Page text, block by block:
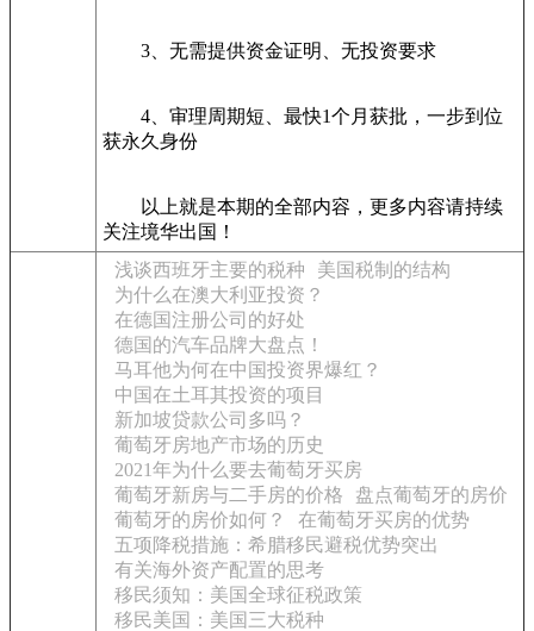
3、无需提供资金证明、无投资要求
4、审理周期短、最快1个月获批，一步到位
获永久身份
以上就是本期的全部内容，更多内容请持续
关注境华出国！
浅谈西班牙主要的税种
美国税制的结构
为什么在澳大利亚投资？
在德国注册公司的好处
德国的汽车品牌大盘点！
马耳他为何在中国投资界爆红？
中国在土耳其投资的项目
新加坡贷款公司多吗？
葡萄牙房地产市场的历史
2021年为什么要去葡萄牙买房
葡萄牙新房与二手房的价格
盘点葡萄牙的房价
葡萄牙的房价如何？
在葡萄牙买房的优势
五项降税措施：希腊移民避税优势突出
有关海外资产配置的思考
移民须知：美国全球征税政策
移民美国：美国三大税种